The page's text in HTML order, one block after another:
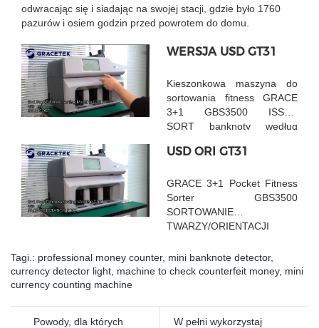
odwracając się i siadając na swojej stacji, gdzie było 1760
pazurów i osiem godzin przed powrotem do domu.
WERSJA USD GT31
Kieszonkowa maszyna do
sortowania fitness GRACE
3+1 GBS3500 ISSUE
SORT banknoty według
USD ORI GT31
GRACE 3+1 Pocket Fitness
Sorter GBS3500
SORTOWANIE
TWARZY/ORIENTACJI
stron
Tagi.: professional money counter, mini banknote detector,
currency detector light machine to check counterfeit money, mini
currency counting machine
Powody, dla których
W pełni wykorzystaj